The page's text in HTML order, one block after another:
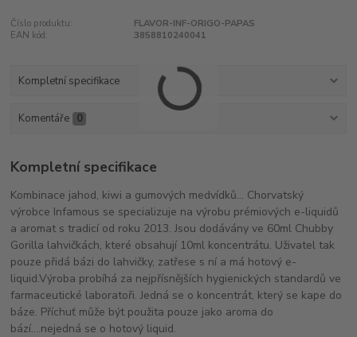
Číslo produktu:
FLAVOR-INF-ORIGO-PAPAS
EAN kód:
3858810240041
Kompletní specifikace
Komentáře 0
Kompletní specifikace
Kombinace jahod, kiwi a gumových medvídků... Chorvatský
výrobce Infamous se specializuje na výrobu prémiových e-liquidů
a aromat s tradicí od roku 2013. Jsou dodávány ve 60ml Chubby
Gorilla lahvičkách, které obsahují 10ml koncentrátu. Uživatel tak
pouze přidá bázi do lahvičky, zatřese s ní a má hotový e-
liquid.Výroba probíhá za nejpřísnějších hygienických standardů ve
farmaceutické laboratoři. Jedná se o koncentrát, který se kape do
báze. Příchuť může být použita pouze jako aroma do
bází....nejedná se o hotový liquid.